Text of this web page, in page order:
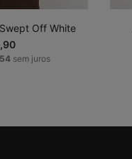
Off White
,90
54sem juros